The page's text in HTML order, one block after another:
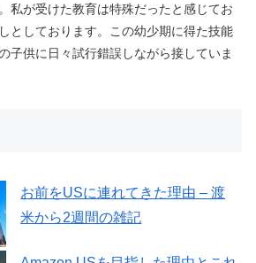
私が受けた教育は特殊だったと感じてお
としております。この幼少期に得た技能
子供に日々試行錯誤しながら接していま
お前をUSに連れてきた理由 – 渡
米から2週間の雑記